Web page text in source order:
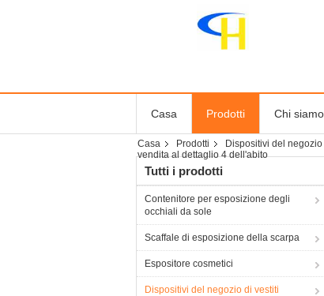
Casa Prodotti Chi siamo
Casa Prodotti Dispositivi del negozio
vendita al dettaglio 4 dell'abito
Tutti i prodotti
Contenitore per esposizione degli
occhiali da sole
Scaffale di esposizione della scarpa
Espositore cosmetici
Dispositivi del negozio di vestiti